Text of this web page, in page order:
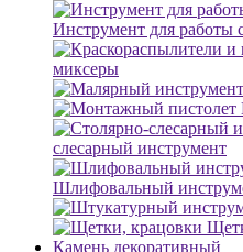
Инструмент для работы
миксеры
слесарный инструмент
Шлифовальный
Камень декоративный